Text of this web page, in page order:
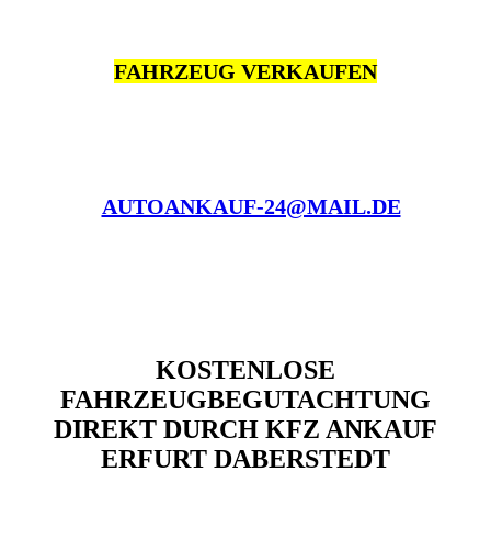
FAHRZEUG VERKAUFEN
AUTOANKAUF-24@MAIL.DE
KOSTENLOSE
FAHRZEUGBEGUTACHTUNG
DIREKT DURCH KFZ ANKAUF
ERFURT DABERSTEDT